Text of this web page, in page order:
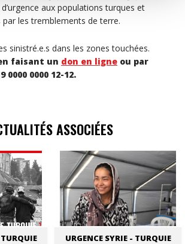
aux populations turques et
par les tremblements de terre.
sinistré.e.s dans les zones touchées.
faisant un don en ligne ou par
0000 12-12.
ASSOCIÉES
URGENCE SYRIE - TURQUIE